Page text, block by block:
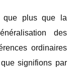
que plus que la
des
ordinaires
signifions par